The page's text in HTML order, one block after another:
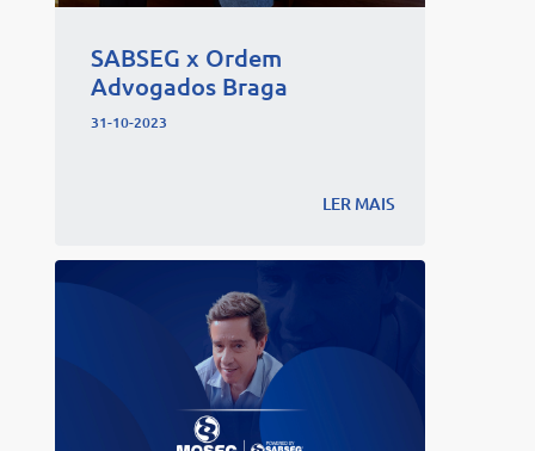
SABSEG x Ordem
Advogados Braga
31-10-2023
LER MAIS